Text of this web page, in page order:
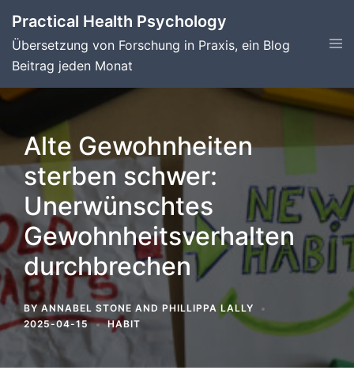
content
Practical Health Psychology
Übersetzung von Forschung in Praxis, ein Blog
Beitrag jeden Monat
Alte Gewohnheiten
sterben schwer:
Unerwünschtes
Gewohnheitsverhalten
durchbrechen
BYANNABEL STONE AND PHILLIPPA LALLY
2025-04-15
HABIT